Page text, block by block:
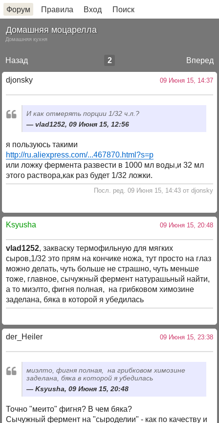
Форум Правила Вход Поиск
Домашняя моцарелла
Домашняя кухня
Назад Вперед
2
djonsky 09 Июня 15, 14:37
И как отмерять порции 1/32 ч.л.?
vlad1252, 09 Июня 15, 12:56
я пользуюсь такими
http://ru.aliexpress.com/...467870.html?s=p
или ложку фермента развести в 1000 мл воды,и 32 мл
этого раствора,как раз будет 1/32 ложки.
Посл. ред. 09 Июня 15, 14:43 от djonsky
Ksyusha 09 Июня 15, 20:48
vlad1252, закваску термофильную для мягких
сыров,1/32 это прям на кончике ножа, тут просто на глаз
можно делать, чуть больше не страшно, чуть меньше
тоже, главное, сычужный фермент натурашьный найти,
а то миэлто, фигня полная, на грибковом химозине
заделана, бяка в которой я убедилась
der_Heiler 09 Июня 15, 23:38
миэлто, фигня полная, на грибковом химозине
заделана, бяка в которой я убедилась
Ksyusha, 09 Июня 15, 20:48
Точно "меито" фигня? В чем бяка?
Сычужный фермент на "сыроделии" - как по качеству и